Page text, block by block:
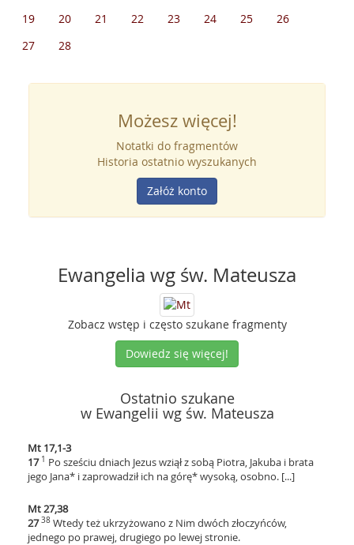
19
20 21 22 23 24 25
26
27
28
Możesz więcej!
Notatki do fragmentów
Historia ostatnio wyszukanych
Załóż konto
Ewangelia wg św. Mateusza
Zobacz wstęp i często szukane fragmenty
Dowiedz się więcej!
Ostatnio szukane
w Ewangelii wg św. Mateusza
Mt 17,1-3
171 Po sześciu dniach Jezus wziął z sobą Piotra, Jakuba i brata
jego Jana* i zaprowadził ich na górę* wysoką, osobno. [...]
Mt 27,38
2738 Wtedy też ukrzyżowano z Nim dwóch złoczyńców,
jednego po prawej, drugiego po lewej stronie.